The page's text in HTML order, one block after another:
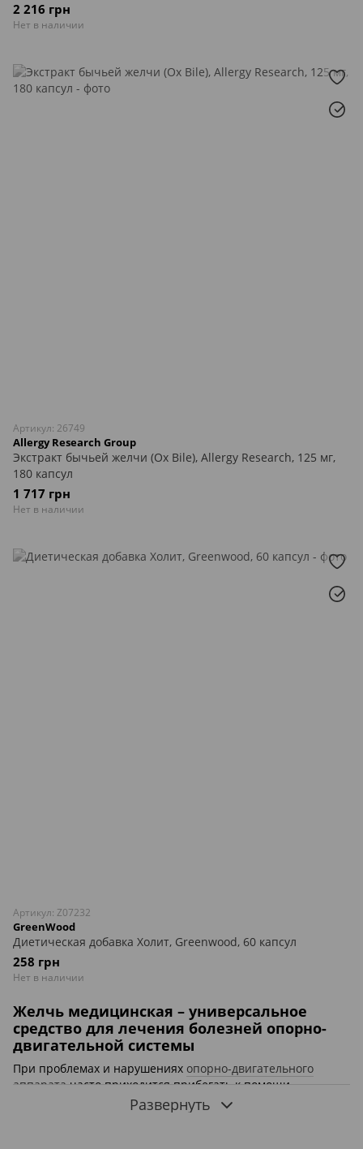
2 216 грн
Нет в наличии
Артикул: 26749
Allergy Research Group
Экстракт бычьей желчи (Ox Bile), Allergy Research, 125 мг,
180 капсул
1 717 грн
Нет в наличии
Артикул: Z07232
GreenWood
Диетическая добавка Холит, Greenwood, 60 капсул
258 грн
Нет в наличии
Желчь медицинская – универсальное
средство для лечения болезней опорно-
двигательной системы
При проблемах и нарушениях опорно-двигательного
аппарата часто приходится прибегать к помощи
синтетических и натуральных средств. Одним из таких
эффективных и действенных добавок является
Развернуть